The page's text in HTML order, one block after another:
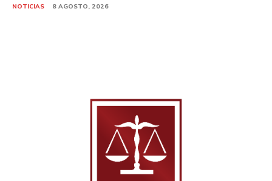
NOTICIAS 8 AGOSTO, 2026